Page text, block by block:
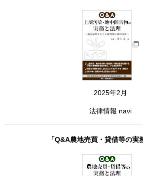
2025年2月
法律情報 navi
「Q&A農地売買・貸借等の実